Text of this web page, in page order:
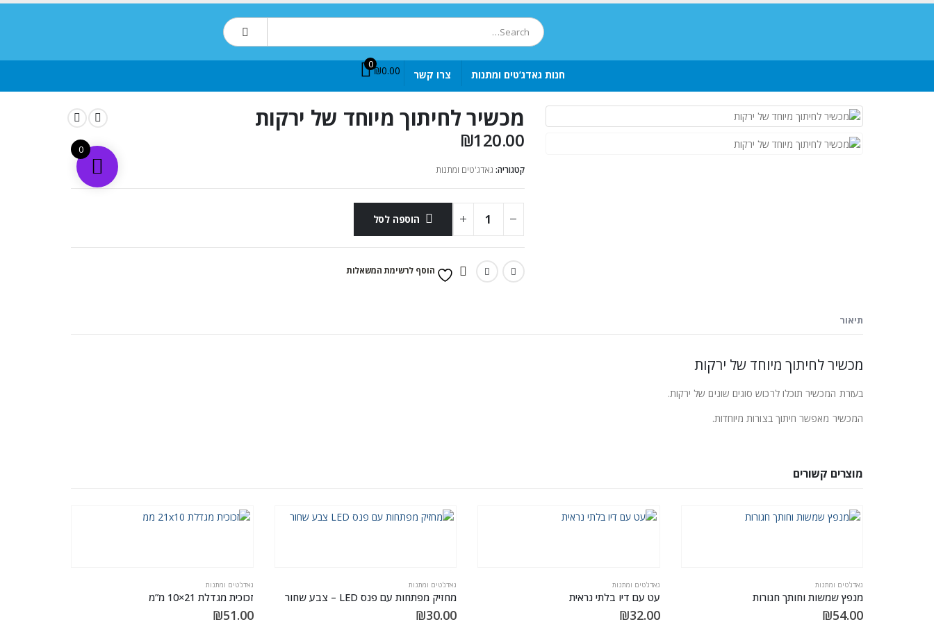
חנות גאדג’טים ומתנות צרו קשר ₪0.00
0
מכשיר לחיתוך מיוחד של ירקות
₪120.00
קטגוריה: גאדג'טים ומתנות
הוספה לסל
הוסף לרשימת המשאלות
תיאור
מכשיר לחיתוך מיוחד של ירקות
בעזרת המכשיר תוכלו לרכוש סוגים שונים של ירקות.
המכשיר מאפשר חיתוך בצורות מיוחדות.
מוצרים קשורים
גאדג'טים ומתנות
מנפץ שמשות וחותך חגורות
₪54.00
גאדג'טים ומתנות
עט עם דיו בלתי נראית
₪32.00
גאדג'טים ומתנות
מחזיק מפתחות עם פנס LED – צבע שחור
₪30.00
גאדג'טים ומתנות
זכוכית מגדלת 21×10 מ”מ
₪51.00
0